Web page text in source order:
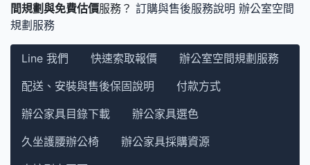
間規劃與免費估價服務？ 訂購與售後服務說明 辦公室空間
規劃服務
Line 我們 快速索取報價
辦公室空間規劃服務
配送、安裝與售後保固說明
付款方式
辦公家具目錄下載
辦公家具選色
久坐護腰辦公椅
辦公家具採購資源